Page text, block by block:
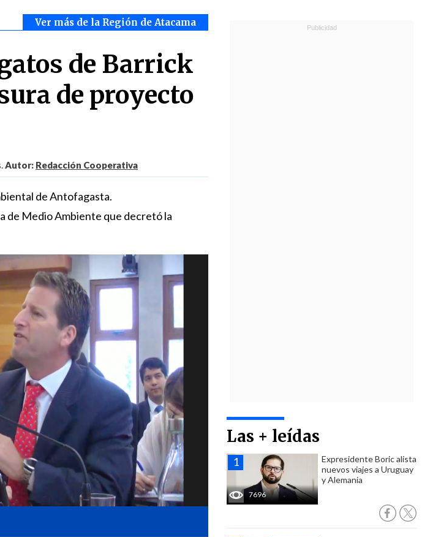
Ver más de la Región de Atacama
de Barrick
de proyecto
Autor: Redacción Cooperativa
de Antofagasta.
de Medio Ambiente que decretó la
Las + leídas
7696
Expresidente Boric alista
nuevos viajes a Uruguay
y Alemania